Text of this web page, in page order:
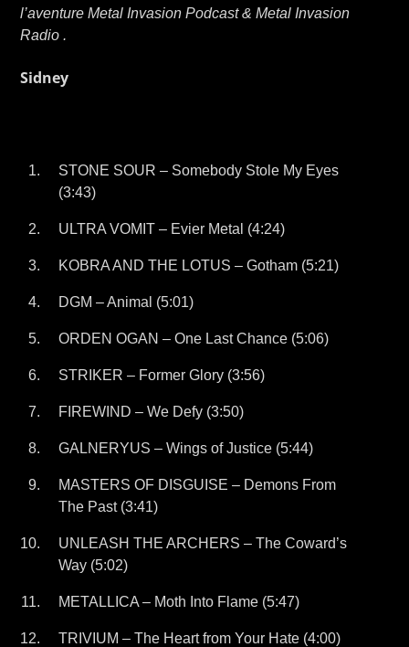
l’aventure Metal Invasion Podcast & Metal Invasion
Radio .
Sidney
STONE SOUR – Somebody Stole My Eyes
(3:43)
ULTRA VOMIT – Evier Metal (4:24)
KOBRA AND THE LOTUS – Gotham (5:21)
DGM – Animal (5:01)
ORDEN OGAN – One Last Chance (5:06)
STRIKER – Former Glory (3:56)
FIREWIND – We Defy (3:50)
GALNERYUS – Wings of Justice (5:44)
MASTERS OF DISGUISE – Demons From
The Past (3:41)
UNLEASH THE ARCHERS – The Coward’s
Way (5:02)
METALLICA – Moth Into Flame (5:47)
TRIVIUM – The Heart from Your Hate (4:00)